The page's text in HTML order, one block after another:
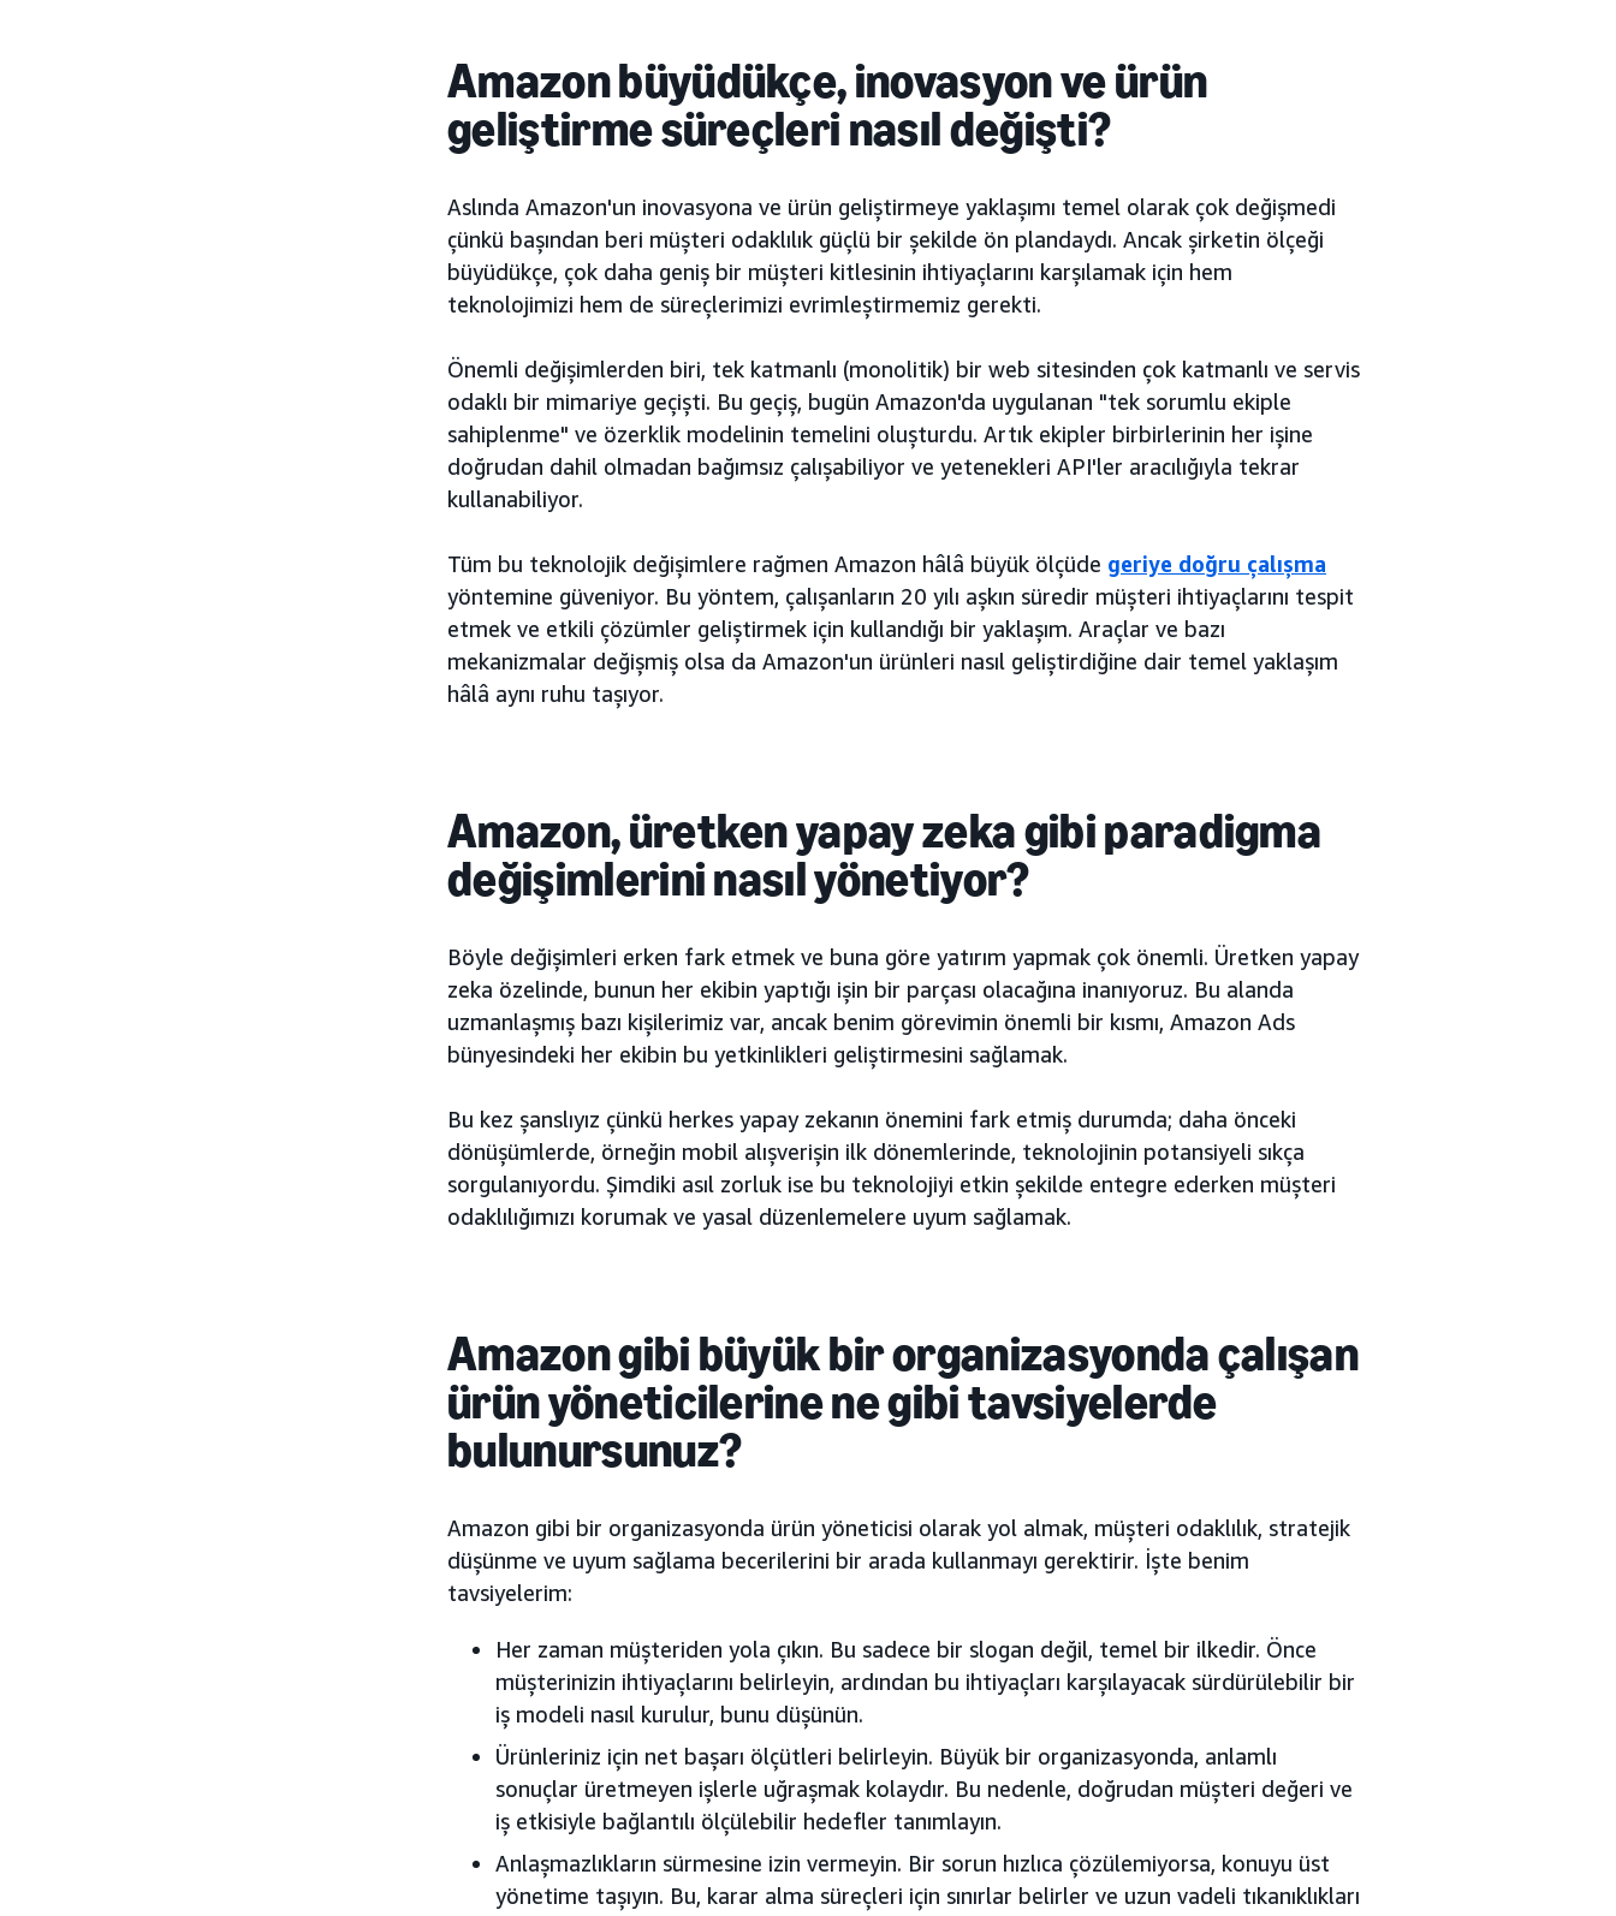
Amazon büyüdükçe,inovasyon ve ürün
geliştirme süreçleri nasıl değişti?
Aslında Amazon'un inovasyona ve ürün geliştirmeye yaklaşımı temel olarak çok değişmedi
çünkü başından beri müşteri odaklılık güçlü bir şekilde ön plandaydı. Ancak şirketin ölçeği
büyüdükçe, çok daha geniş bir müşteri kitlesinin ihtiyaçlarını karşılamak için hem
teknolojimizi hem de süreçlerimizi evrimleştirmemiz gerekti.
Önemli değişimlerden biri, tek katmanlı (monolitik) bir web sitesinden çok katmanlı ve servis
odaklı bir mimariye geçişti. Bu geçiş, bugün Amazon'da uygulanan "tek sorumlu ekiple
sahiplenme" ve özerklik modelinin temelini oluşturdu. Artık ekipler birbirlerinin her işine
doğrudan dahil olmadan bağımsız çalışabiliyor ve yetenekleri API'ler aracılığıyla tekrar
kullanabiliyor.
Tüm bu teknolojik değişimlere rağmen Amazon hâlâ büyük ölçüde geriye doğru çalışma
yöntemine güveniyor. Bu yöntem, çalışanların 20 yılı aşkın süredir müşteri ihtiyaçlarını tespit
etmek ve etkili çözümler geliştirmek için kullandığı bir yaklaşım. Araçlar ve bazı
mekanizmalar değişmiş olsa da Amazon'un ürünleri nasıl geliştirdiğine dair temel yaklaşım
hâlâ aynı ruhu taşıyor.
Amazon, üretken yapay zeka gibiparadigma
değişimlerini nasıl yönetiyor?
Böyle değişimleri erken fark etmek ve buna göre yatırım yapmak çok önemli. Üretken yapay
zeka özelinde, bunun her ekibin yaptığı işin bir parçası olacağına inanıyoruz. Bu alanda
uzmanlaşmış bazı kişilerimiz var, ancak benim görevimin önemli bir kısmı, Amazon Ads
bünyesindeki her ekibin bu yetkinlikleri geliştirmesini sağlamak.
Bu kez şanslıyız çünkü herkes yapay zekanın önemini fark etmiş durumda; daha önceki
dönüşümlerde, örneğin mobil alışverişin ilk dönemlerinde, teknolojinin potansiyeli sıkça
sorgulanıyordu. Şimdiki asıl zorluk ise bu teknolojiyi etkin şekilde entegre ederken müşteri
odaklılığımızı korumak ve yasal düzenlemelere uyum sağlamak.
Amazon gibi büyük bir organizasyonda çalışan
ürün yöneticilerinene gibi tavsiyelerde
bulunursunuz?
Amazon gibi bir organizasyonda ürün yöneticisi olarak yol almak, müşteri odaklılık, stratejik
düşünme ve uyum sağlama becerilerini bir arada kullanmayı gerektirir. İşte benim
tavsiyelerim:
Her zaman müşteriden yola çıkın. Bu sadece bir slogan değil, temel bir ilkedir. Önce
müşterinizin ihtiyaçlarını belirleyin, ardından bu ihtiyaçları karşılayacak sürdürülebilir bir
iş modeli nasıl kurulur, bunu düşünün.
Ürünleriniz için net başarı ölçütleri belirleyin. Büyük bir organizasyonda, anlamlı
sonuçlar üretmeyen işlerle uğraşmak kolaydır. Bu nedenle, doğrudan müşteri değeri ve
iş etkisiyle bağlantılı ölçülebilir hedefler tanımlayın.
Anlaşmazlıkların sürmesine izin vermeyin. Bir sorun hızlıca çözülemiyorsa, konuyu üst
yönetime taşıyın. Bu, karar alma süreçleri için sınırlar belirler ve uzun vadeli tıkanıklıkları